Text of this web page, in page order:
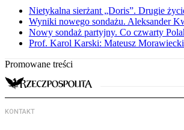
Nietykalna sierżant „Doris”. Drugie
Wyniki nowego sondażu. Aleksander
Nowy sondaż partyjny. Co czwarty
Prof. Karol Karski: Mateusz
Promowane treści
KONTAKT